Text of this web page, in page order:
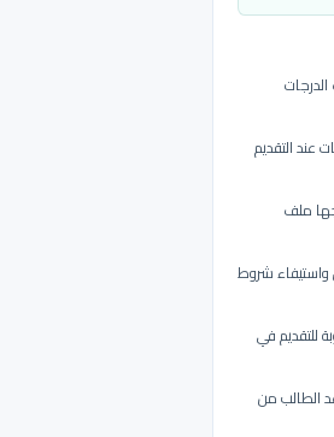
عند التقديم
ملف
واستيفاء شروط
للتقديم في
الطالب من